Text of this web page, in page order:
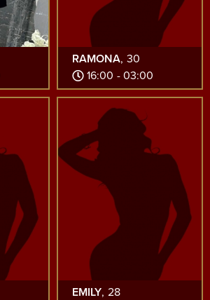
RAMONA, 30
16:00 - 03:00
EMILY, 28